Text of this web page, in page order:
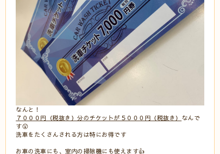
なんと！
７０００円（税抜き）分のチケットが５０００円（税抜き） なんで
す😲
洗車をたくさんされる方は特にお得です
お車の洗車にも、室内の掃除機にも使えます👍